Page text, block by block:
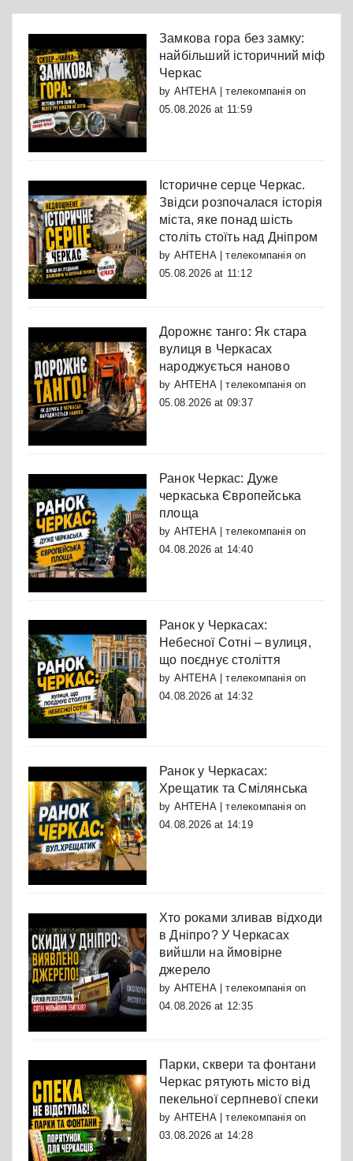
Замкова гора без замку:
найбільший історичний міф
Черкас
by АНТЕНА | телекомпаніяon
05.08.2026 at 11:59
Історичне серце Черкас.
Звідси розпочалася історія
міста, яке понад шість
століть стоїть над Дніпром
by АНТЕНА | телекомпаніяon
05.08.2026 at 11:12
Дорожнє танго: Як стара
вулиця в Черкасах
народжується наново
by АНТЕНА | телекомпаніяon
05.08.2026 at 09:37
Ранок Черкас: Дуже
черкаська Європейська
площа
by АНТЕНА | телекомпаніяon
04.08.2026 at 14:40
Ранок у Черкасах:
Небесної Сотні – вулиця,
що поєднує століття
by АНТЕНА | телекомпаніяon
04.08.2026 at 14:32
Ранок у Черкасах:
Хрещатик та Смілянська
by АНТЕНА | телекомпаніяon
04.08.2026 at 14:19
Хто роками зливав відходи
в Дніпро? У Черкасах
вийшли на ймовірне
джерело
by АНТЕНА | телекомпаніяon
04.08.2026 at 12:35
Парки, сквери та фонтани
Черкас рятують місто від
пекельної серпневої спеки
by АНТЕНА | телекомпаніяon
03.08.2026 at 14:28